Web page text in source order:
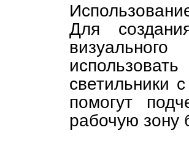
Для
светильники
помогут
рабочую зону